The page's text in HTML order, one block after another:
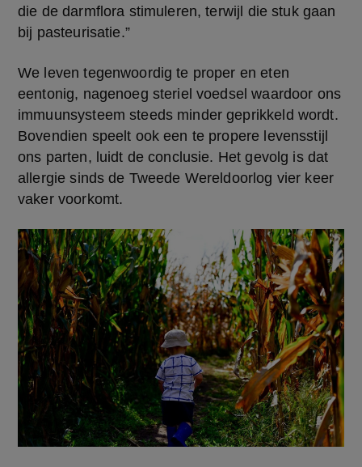
die de darmflora stimuleren, terwijl die stuk gaan
bij pasteurisatie.”
We leven tegenwoordig te proper en eten
eentonig, nagenoeg steriel voedsel waardoor ons
immuunsysteem steeds minder geprikkeld wordt.
Bovendien speelt ook een te propere levensstijl
ons parten, luidt de conclusie. Het gevolg is dat
allergie sinds de Tweede Wereldoorlog vier keer
vaker voorkomt.